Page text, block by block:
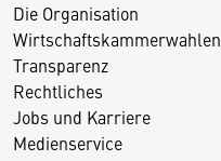
Die Organisation
Wirtschaftskammerwahlen
Transparenz
Rechtliches
Jobs und Karriere
Medienservice